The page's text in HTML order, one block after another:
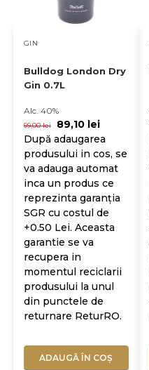
GIN
Bulldog London Dry
Gin 0.7L
Alc. 40%
99,00lei 89,10 lei
După adaugarea
produsului in cos, se
va adauga automat
inca un produs ce
reprezinta garanția
SGR cu costul de
+0.50 Lei. Aceasta
garantie se va
recupera in
momentul reciclarii
produsului la unul
din punctele de
returnare ReturRO.
ADAUGĂ ÎN COȘ